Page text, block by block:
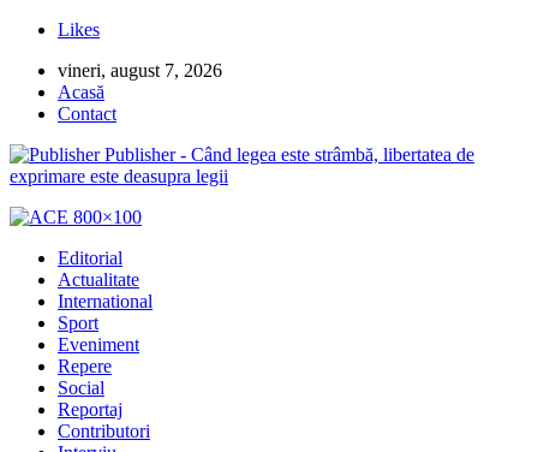
Likes
vineri, august 7, 2026
Acasă
Contact
Publisher - Când legea este strâmbă, libertatea de
exprimare este deasupra legii
Editorial
Actualitate
International
Sport
Eveniment
Repere
Social
Reportaj
Contributori